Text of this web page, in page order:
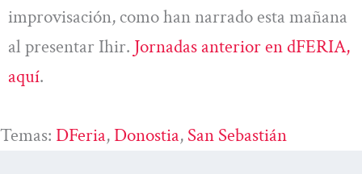
improvisación, como han narrado esta mañana
al presentar Ihir. Jornadas anterior en dFERIA,
aquí.
Temas: DFeria, Donostia, San Sebastián